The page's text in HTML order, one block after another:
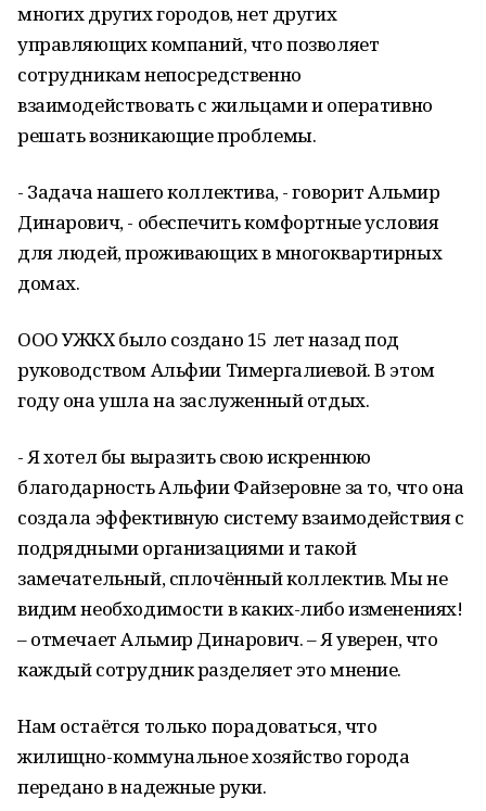
многих других городов, нет других
управляющих компаний, что позволяет
сотрудникам непосредственно
взаимодействовать с жильцами и оперативно
решать возникающие проблемы.
- Задача нашего коллектива, - говорит Альмир
Динарович, - обеспечить комфортные условия
для людей, проживающих в многоквартирных
домах.
ООО УЖКХ было создано 15 лет назад под
руководством Альфии Тимергалиевой. В этом
году она ушла на заслуженный отдых.
- Я хотел бы выразить свою искреннюю
благодарность Альфии Файзеровне за то, что она
создала эффективную систему взаимодействия с
подрядными организациями и такой
замечательный, сплочённый коллектив. Мы не
видим необходимости в каких-либо изменениях!
– отмечает Альмир Динарович. – Я уверен, что
каждый сотрудник разделяет это мнение.
Нам остаётся только порадоваться, что
жилищно-коммунальное хозяйство города
передано в надежные руки.